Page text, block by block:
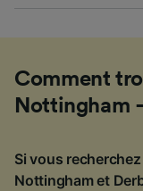
Comment
Nottingham
Si vous
Nottingham et